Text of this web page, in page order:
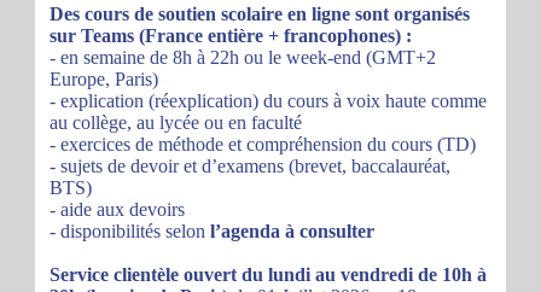
Des cours de soutien scolaire en ligne sont organisés
sur Teams (France entière + francophones) :
- en semaine de 8h à 22h ou le week-end (GMT+2
Europe, Paris)
- explication (réexplication) du cours à voix haute comme
au collège, au lycée ou en faculté
- exercices de méthode et compréhension du cours (TD)
- sujets de devoir et d’examens (brevet, baccalauréat,
BTS)
- aide aux devoirs
- disponibilités selon l’agenda à consulter
Service clientèle ouvert du lundi au vendredi de 10h à